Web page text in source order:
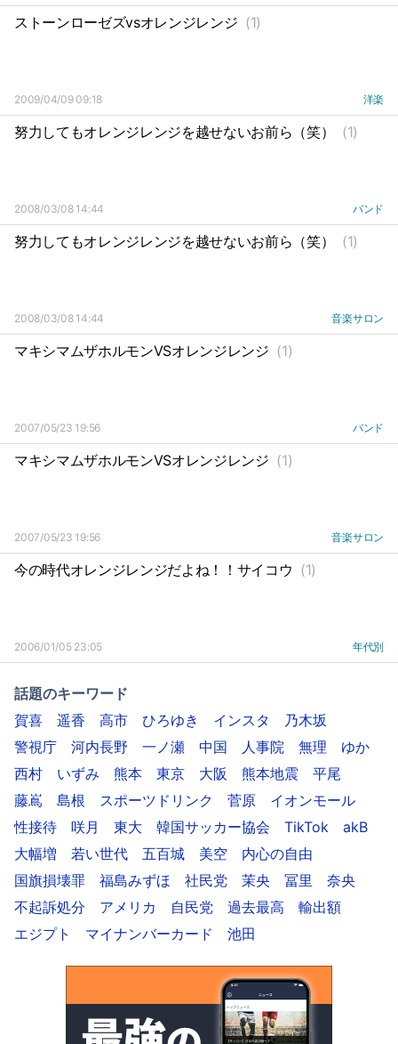
ストーンローゼズvsオレンジレンジ (1)
2009/04/09 09:18 洋楽
努力してもオレンジレンジを越せないお前ら（笑） (1)
2008/03/08 14:44 バンド
努力してもオレンジレンジを越せないお前ら（笑） (1)
2008/03/08 14:44 音楽サロン
マキシマムザホルモンVSオレンジレンジ (1)
2007/05/23 19:56 バンド
マキシマムザホルモンVSオレンジレンジ (1)
2007/05/23 19:56 音楽サロン
今の時代オレンジレンジだよね！！サイコウ (1)
2006/01/05 23:05 年代別
話題のキーワード
賀喜
遥香 高市 ひろゆき インスタ
乃木坂
警視庁
河内長野 一ノ瀬 中国 人事院 無理
ゆか
西村
いずみ 熊本 東京 大阪 熊本地震
平尾
藤嶌
島根 スポーツドリンク 菅原
イオンモール
性接待
咲月 東大 韓国サッカー協会 TikTok
akB
大幅増
若い世代 五百城 美空
内心の自由
国旗損壊罪
福島みずほ 社民党 茉央 冨里
奈央
不起訴処分
アメリカ 自民党 過去最高
輸出額
エジプト
マイナンバーカード 池田